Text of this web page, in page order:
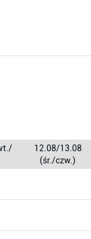
12.08/13.08
(śr./czw.)